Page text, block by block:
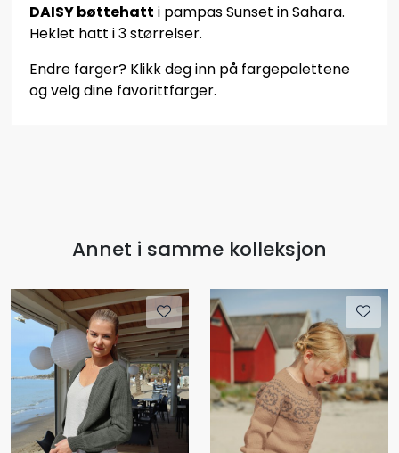
DAISY bøttehatt i pampas Sunset in Sahara.
Heklet hatt i 3 størrelser.
Endre farger? Klikk deg inn på fargepalettene
og velg dine favorittfarger.
Annet i samme kolleksjon